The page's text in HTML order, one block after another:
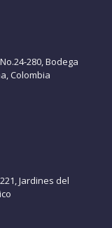
280, Bodega
Colombia
Jardines del